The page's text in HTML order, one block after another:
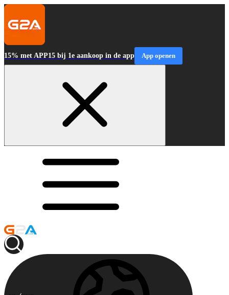
15% met APP15 bij 1e aankoop in de app App openen